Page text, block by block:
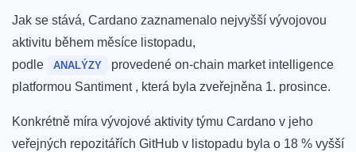
Jak se stává, Cardano zaznamenalo nejvyšší vývojovou
aktivitu během měsíce listopadu,
podle
ANALÝZY
provedené on-chain market intelligence
platformou Santiment , která byla zveřejněna 1. prosince.
Konkrétně míra vývojové aktivity týmu Cardano v jeho
veřejných repozitářích GitHub v listopadu byla o 18 % vyšší